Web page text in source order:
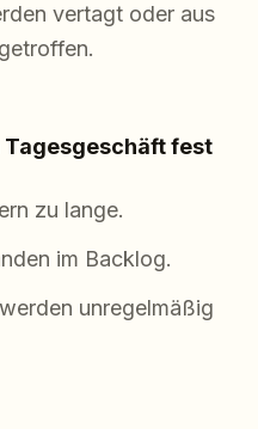
vertagt oder aus
Tagesgeschäft fest
zu lange.
im Backlog.
unregelmäßig